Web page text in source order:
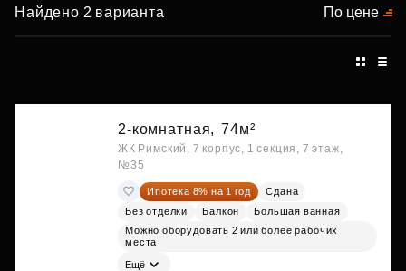
Найдено 2 варианта По цене
2-комнатная, 74м²
ЖК Римский, 7 корпус, 1 секция, 7 этаж,
№35
Ипотека 8% на 1 год
Сдана
Без отделки
Балкон
Большая ванная
Можно оборудовать 2 или более рабочих
места
Ещё